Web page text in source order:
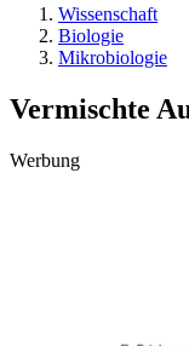
Wissenschaft
Biologie
Mikrobiologie
Vermischte
Werbung